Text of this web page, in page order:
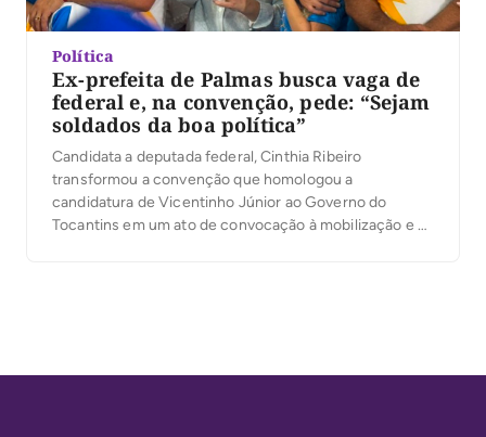
Política
Ex-prefeita de Palmas busca vaga de
federal e, na convenção, pede: “Sejam
soldados da boa política”
Candidata a deputada federal, Cinthia Ribeiro
transformou a convenção que homologou a
candidatura de Vicentinho Júnior ao Governo do
Tocantins em um ato de convocação à mobilização e à